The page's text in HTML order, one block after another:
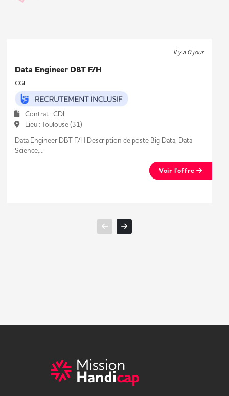
Il y a 0 jour
Data Engineer DBT F/H
CGI
Contrat : CDI
Lieu : Toulouse (31)
Data Engineer DBT F/H Description de poste Big Data, Data
Science,...
Voir l'offre